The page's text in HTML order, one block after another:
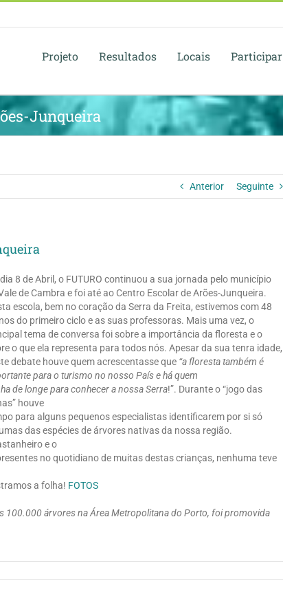
Projeto Resultados Locais Participar
Junqueira
Anterior Seguinte
8 de Abril, o FUTURO continuou a sua jornada pelo município
de Cambra e foi até ao Centro Escolar de Arões-Junqueira.
escola, bem no coração da Serra da Freita, estivemos com 48
do primeiro ciclo e as suas professoras. Mais uma vez, o
tema de conversa foi sobre a importância da floresta e o
o que ela representa para todos nós. Apesar da sua tenra idade,
debate houve quem acrescentasse que “a floresta também é
para o turismo no nosso País e há quem
de longe para conhecer a nossa Serra!”. Durante o “jogo das
houve
para alguns pequenos especialistas identificarem por si só
das espécies de árvores nativas da nossa região.
e o
no quotidiano de muitas destas crianças, nenhuma teve
a folha! FOTOS
100.000 árvores na Área Metropolitana do Porto, foi promovida